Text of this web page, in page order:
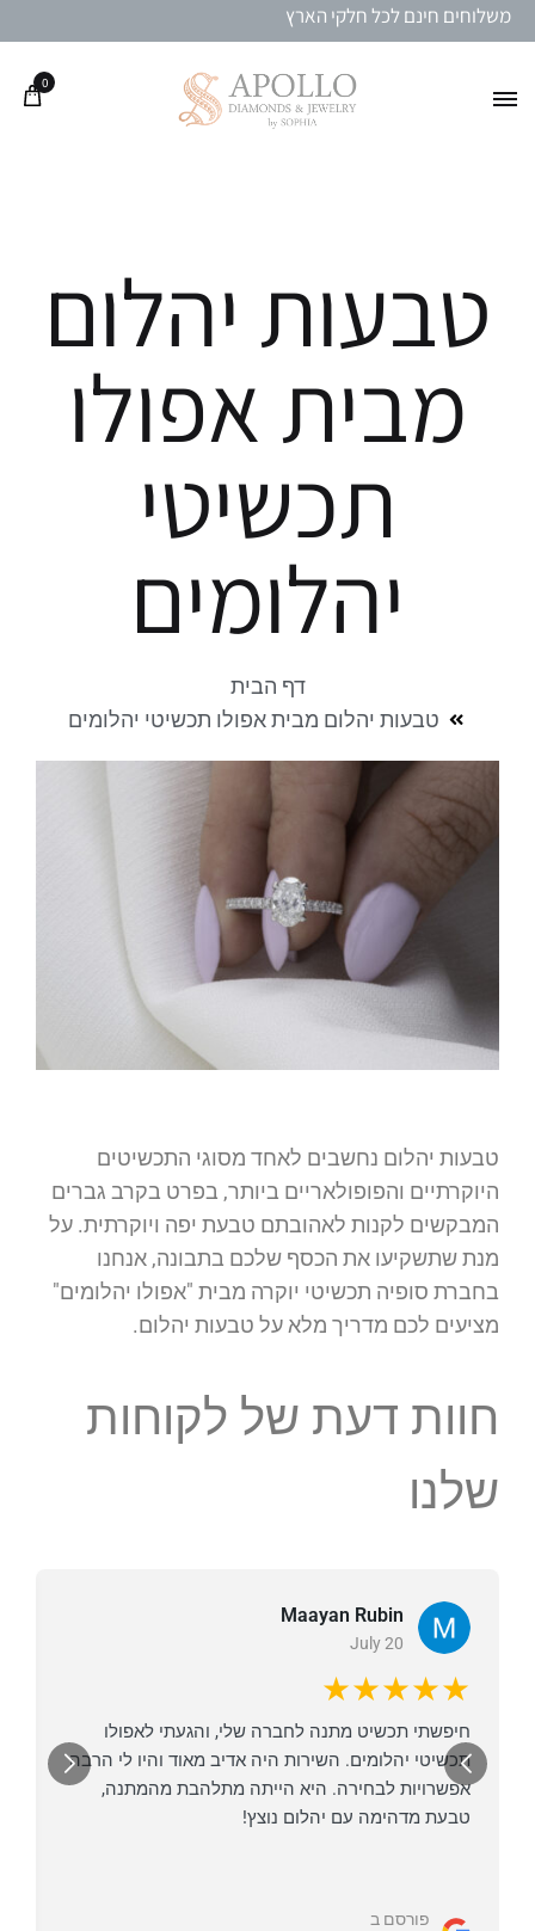
משלוחים חינם לכל חלקי הארץ
0
טבעות יהלום
מבית אפולו
תכשיטי
יהלומים
דף הבית
טבעות יהלום מבית אפולו תכשיטי יהלומים
טבעות יהלום נחשבים לאחד מסוגי התכשיטים
היוקרתיים והפופולאריים ביותר, בפרט בקרב גברים
המבקשים לקנות לאהובתם טבעת יפה ויוקרתית. על
מנת שתשקיעו את הכסף שלכם בתבונה, אנחנו
בחברת סופיה תכשיטי יוקרה מבית "אפולו יהלומים"
מציעים לכם מדריך מלא על טבעות יהלום.
חוות דעת של לקוחות
שלנו
Maayan Rubin
July 20
★★★★★
חיפשתי תכשיט מתנה לחברה שלי, והגעתי לאפולו
תכשיטי יהלומים. השירות היה אדיב מאוד והיו לי הרבה
אפשרויות לבחירה. היא הייתה מתלהבת מהמתנה,
טבעת מדהימה עם יהלום נוצץ!
פורסם ב